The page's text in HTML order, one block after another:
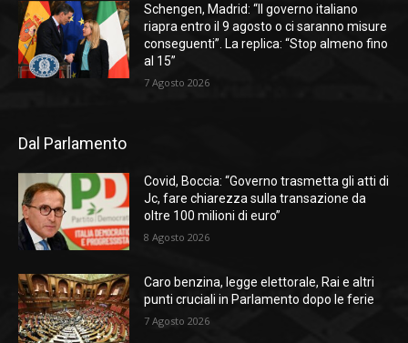
Schengen, Madrid: “Il governo italiano
riapra entro il 9 agosto o ci saranno misure
conseguenti”. La replica: “Stop almeno fino
al 15”
7 Agosto 2026
Dal Parlamento
Covid, Boccia: “Governo trasmetta gli atti di
Jc, fare chiarezza sulla transazione da
oltre 100 milioni di euro”
8 Agosto 2026
Caro benzina, legge elettorale, Rai e altri
punti cruciali in Parlamento dopo le ferie
7 Agosto 2026